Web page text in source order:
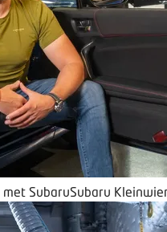
SubaruSubaru